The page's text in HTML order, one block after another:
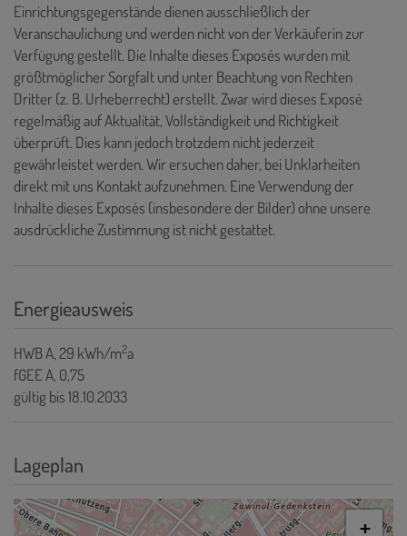
Einrichtungsgegenstände dienen ausschließlich der
Veranschaulichung und werden nicht von der Verkäuferin zur
Verfügung gestellt. Die Inhalte dieses Exposés wurden mit
größtmöglicher Sorgfalt und unter Beachtung von Rechten
Dritter (z. B. Urheberrecht) erstellt. Zwar wird dieses Exposé
regelmäßig auf Aktualität, Vollständigkeit und Richtigkeit
überprüft. Dies kann jedoch trotzdem nicht jederzeit
gewährleistet werden. Wir ersuchen daher, bei Unklarheiten
direkt mit uns Kontakt aufzunehmen. Eine Verwendung der
Inhalte dieses Exposés (insbesondere der Bilder) ohne unsere
ausdrückliche Zustimmung ist nicht gestattet.
Energieausweis
HWBA, 29 kWh/m2a
fGEEA, 0,75
gültig bis18.10.2033
Lageplan
+